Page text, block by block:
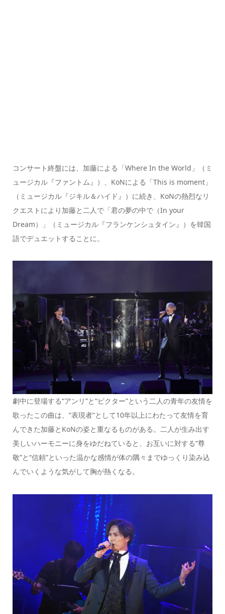
コンサート終盤には、加藤による「Where In the World」（ミ
ュージカル『ファントム』）、KoNによる「This is moment」
（ミュージカル『ジキル＆ハイド』）に続き、KoNの熱烈なリ
クエストにより加藤と二人で「君の夢の中で（In your
Dream）」（ミュージカル『フランケンシュタイン』）を韓国
語でデュエットすることに。
劇中に登場する“アンリ”と“ビクター”という二人の青年の友情を
歌ったこの曲は、“表現者”として10年以上にわたって友情を育
んできた加藤とKoNの姿と重なるものがある。二人が生み出す
美しいハーモニーに身をゆだねていると、お互いに対する“尊
敬”と“信頼”といった温かな感情が体の隅々までゆっくり染み込
んでいくような気がして胸が熱くなる。